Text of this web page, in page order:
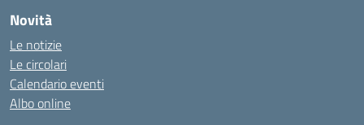
Novità
Le notizie
Le circolari
Calendario eventi
Albo online